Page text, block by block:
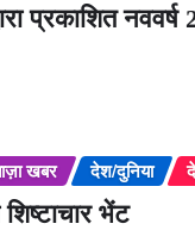
प्रकाशित
खबर देश/दुनिया
भेंट